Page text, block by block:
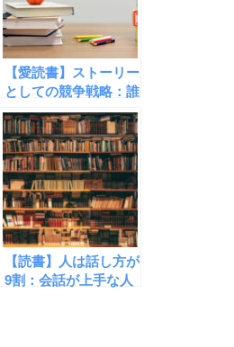
【愛読書】ストーリー
としての競争戦略：誰
かに話したくなる、そ
れが戦略の本質
【読書】人は話し方が
9割：会話が上手な人